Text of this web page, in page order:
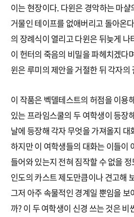
이는 현장이다. 다윈은 경악하는 마샬
거물인 테이프를 없애버리고 돌아온
의 장례식이 열리고 다윈은 뒤늦게 나
이 헌터의 죽음의 비밀을 파헤치겠다
윈은 루미의 제안을 거절한 뒤 각자의
이 작품은 벡델테스트의 허점을 이용
있는 프라임스쿨의 두 여학생이 등장
날에 등장해 각자 무엇을 가져올지
하지만 이 여학생들의 대화는 이들이
들어와 있는지 전혀 짐작할 수 없을
인도의 카스트 제도만큼이나 견고해
그저 아주 속물적인 경계일 뿐임을 보
까? 이 두 여학생이 신경 쓰는 것은 비